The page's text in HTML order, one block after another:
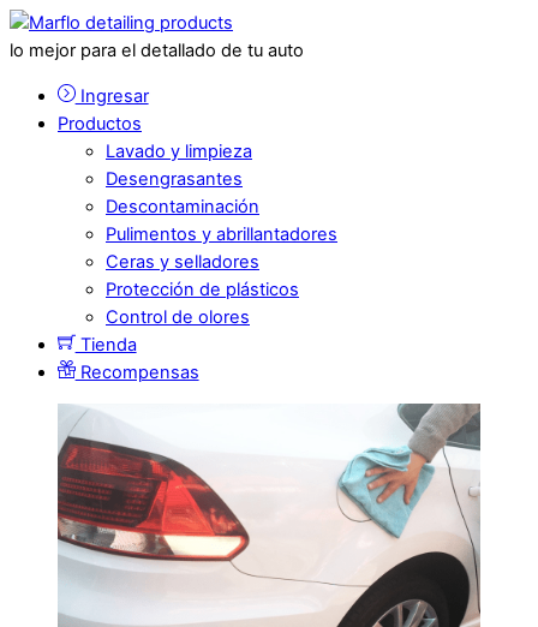
lo mejor para el detallado de tu auto
Ingresar
Productos
Lavado y limpieza
Desengrasantes
Descontaminación
Pulimentos y abrillantadores
Ceras y selladores
Protección de plásticos
Control de olores
Tienda
Recompensas